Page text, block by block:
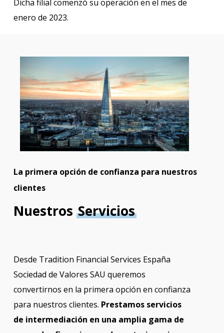
Dicha filial comenzó su operación en el mes de
enero de 2023.
La primera opción de confianza para nuestros
clientes
Nuestros Servicios
Desde Tradition Financial Services España
Sociedad de Valores SAU queremos
convertirnos en la primera opción en confianza
para nuestros clientes. Prestamos servicios
de intermediación en una amplia gama de